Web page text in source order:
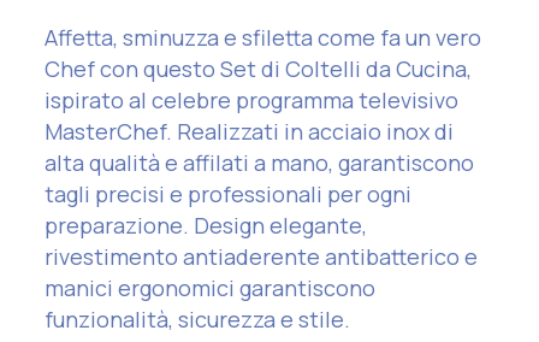
Affetta, sminuzza e sfiletta come fa un vero
Chef con questo Set di Coltelli da Cucina,
ispirato al celebre programma televisivo
MasterChef. Realizzati in acciaio inox di
alta qualità e affilati a mano, garantiscono
tagli precisi e professionali per ogni
preparazione. Design elegante,
rivestimento antiaderente antibatterico e
manici ergonomici garantiscono
funzionalità, sicurezza e stile.